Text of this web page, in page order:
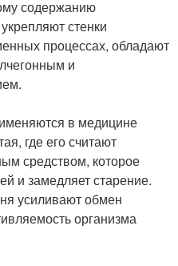
содержанию
стенки
процессах, обладают
и
в медицине
где его считают
средством, которое
и замедляет старение.
усиливают обмен
организма